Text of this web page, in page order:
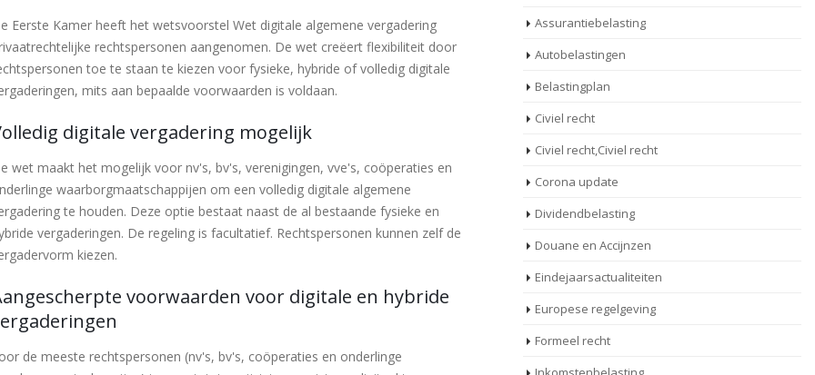
Eerste Kamer heeft het wetsvoorstel Wet digitale algemene vergadering
rechtspersonen aangenomen. De wet creëert flexibiliteit door
toe te staan te kiezen voor fysieke, hybride of volledig digitale
mits aan bepaalde voorwaarden is voldaan.
digitale vergadering mogelijk
wet maakt het mogelijk voor nv's, bv's, verenigingen, vve's, coöperaties en
waarborgmaatschappijen om een volledig digitale algemene
te houden. Deze optie bestaat naast de al bestaande fysieke en
vergaderingen. De regeling is facultatief. Rechtspersonen kunnen zelf de
kiezen.
voorwaarden voor digitale en hybride
de meeste rechtspersonen (nv's, bv's, coöperaties en onderlinge
Assurantiebelasting
Autobelastingen
Belastingplan
Civiel recht
Civiel recht,Civiel recht
Corona update
Dividendbelasting
Douane en Accijnzen
Eindejaarsactualiteiten
Europese regelgeving
Formeel recht